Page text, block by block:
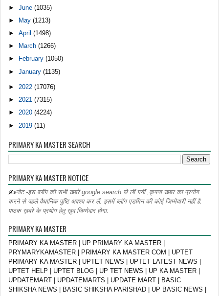
►June(1035)
►
May(1213)
►April(1498)
►
March(1266)
►
February(1050)
►January(1135)
►2022(17076)
►2021(7315)
►2020(4224)
► 2019(11)
PRIMARY KA MASTER SEARCH
PRIMARY KA MASTER NOTICE
✍नोट:-इस ब्लॉग की सभी खबरें google search से लीं गयीं ,कृपया खबर का प्रयोग
करने से पहले वैधानिक पुष्टि अवश्य कर लें. इसमें ब्लॉग एडमिन की कोई जिम्मेदारी नहीं है.
पाठक ख़बरे के प्रयोग हेतु खुद जिम्मेदार होगा.
PRIMARY KA MASTER
PRIMARY KA MASTER | UP PRIMARY KA MASTER |
PRYMARYKAMASTER | PRIMARY KA MASTER COM | UPTET
PRIMARY KA MASTER | UPTET NEWS | UPTET LATEST NEWS |
UPTET HELP | UPTET BLOG | UP TET NEWS | UP KA MASTER |
UPDATEMART | UPDATEMARTS | UPDATE MART | BASIC
SHIKSHA NEWS | BASIC SHIKSHA PARISHAD | UP BASIC NEWS |